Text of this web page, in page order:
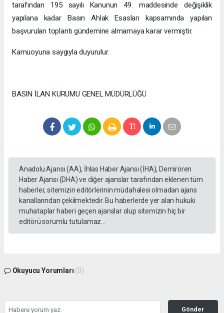
tarafından 195 sayılı Kanunun 49. maddesinde değişiklik
yapılana kadar Basın Ahlak Esasları kapsamında yapılan
başvuruları toplantı gündemine almamaya karar vermiştir.
Kamuoyuna saygıyla duyurulur.
BASIN İLAN KURUMU GENEL MÜDÜRLÜĞÜ
Anadolu Ajansı (AA), İhlas Haber Ajansı (İHA), Demirören
Haber Ajansı (DHA) ve diğer ajanslar tarafından eklenen tüm
haberler, sitemizin editörlerinin müdahalesi olmadan ajans
kanallarından çekilmektedir. Bu haberlerde yer alan hukuki
muhataplar haberi geçen ajanslar olup sitemizin hiç bir
editörü sorumlu tutulamaz...
Okuyucu Yorumları (0)
Gönder